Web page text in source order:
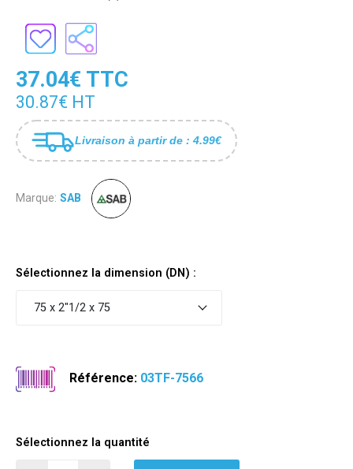
37.04€ TTC
30.87€ HT
Livraison à partir de : 4.99€
Marque: SAB
Sélectionnez la dimension (DN) :
75 x 2"1/2 x 75
Référence: 03TF-7566
Sélectionnez la quantité